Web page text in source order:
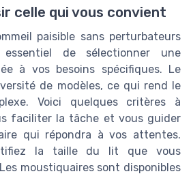
celle qui vous convient
paisible sans perturbateurs
de sélectionner une
à vos besoins spécifiques. Le
de modèles, ce qui rend le
Voici quelques critères à
faciliter la tâche et vous guider
qui répondra à vos attentes.
la taille du lit que vous
moustiquaires sont disponibles